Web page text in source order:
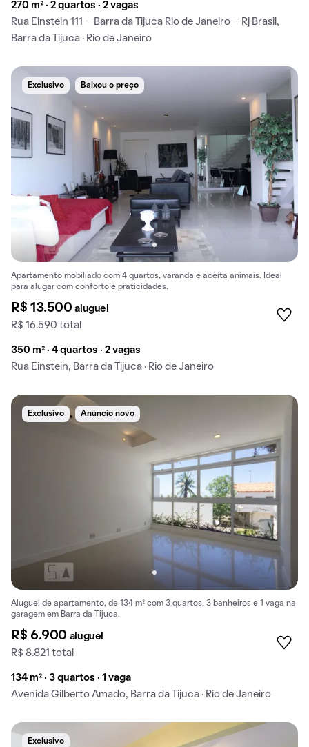
270 m² · 2 quartos · 2 vagas
Rua Einstein 111 - Barra da Tijuca Rio de Janeiro - Rj Brasil,
Barra da Tijuca · Rio de Janeiro
Exclusivo Baixou o preço
Apartamento mobiliado com 4 quartos, varanda e aceita animais. Ideal
para alugar com conforto e praticidades.
R$ 13.500aluguel
R$ 16.590 total
350 m² · 4 quartos · 2 vagas
Rua Einstein, Barra da Tijuca · Rio de Janeiro
Exclusivo Anúncio novo
Aluguel de apartamento, de 134 m² com 3 quartos, 3 banheiros e 1 vaga na
garagem em Barra da Tijuca.
R$ 6.900 aluguel
R$ 8.821 total
134 m² · 3 quartos · 1 vaga
Avenida Gilberto Amado, Barra da Tijuca · Rio de Janeiro
Exclusivo